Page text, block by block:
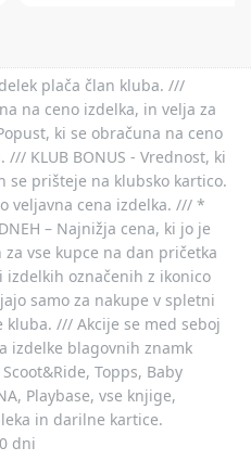
plača član kluba. ///
na ceno izdelka, in velja za
ki se obračuna na ceno
KLUB BONUS - Vrednost, ki
se prišteje na klubsko kartico.
veljavna cena izdelka. /// *
– Najnižja cena, ki jo je
vse kupce na dan pričetka
izdelkih označenih z ikonico
samo za nakupe v spletni
/// Akcije se med seboj
izdelke blagovnih znamk
Topps, Baby
Playbase, vse knjige,
in darilne kartice.
dni